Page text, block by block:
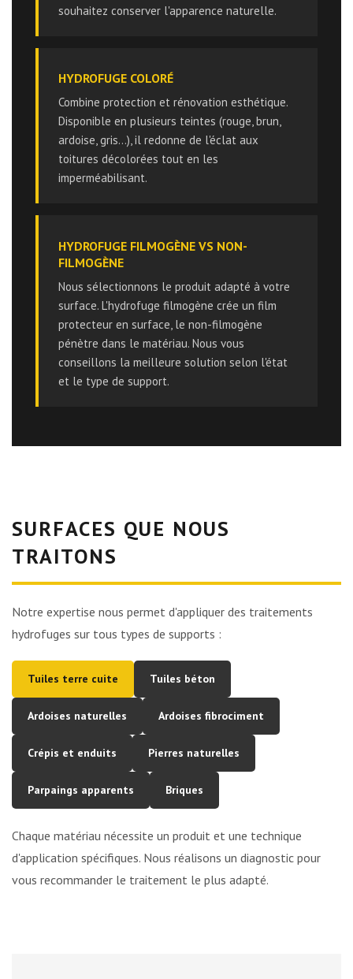
souhaitez conserver l'apparence naturelle.
HYDROFUGE COLORÉ
Combine protection et rénovation esthétique.
Disponible en plusieurs teintes (rouge, brun,
ardoise, gris...), il redonne de l'éclat aux
toitures décolorées tout en les
imperméabilisant.
HYDROFUGE FILMOGÈNE VS NON-
FILMOGÈNE
Nous sélectionnons le produit adapté à votre
surface. L'hydrofuge filmogène crée un film
protecteur en surface, le non-filmogène
pénètre dans le matériau. Nous vous
conseillons la meilleure solution selon l'état
et le type de support.
SURFACES QUE NOUS
TRAITONS
Notre expertise nous permet d'appliquer des traitements
hydrofuges sur tous types de supports :
Tuiles terre cuite Tuiles béton
Ardoises naturelles Ardoises fibrociment
Crépis et enduits Pierres naturelles
Parpaings apparents Briques
Chaque matériau nécessite un produit et une technique
d'application spécifiques. Nous réalisons un diagnostic pour
vous recommander le traitement le plus adapté.